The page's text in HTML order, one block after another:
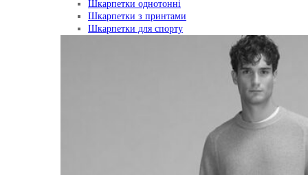
Шкарпетки однотонні
Шкарпетки з принтами
Шкарпетки для спорту